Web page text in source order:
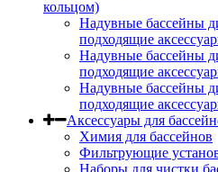
кольцом)
Надувные бассейны
подходящие
Надувные бассейны
подходящие
Надувные бассейны
подходящие
Аксессуары для
Химия для бассейнов
Фильтрующие
Наборы для чистки